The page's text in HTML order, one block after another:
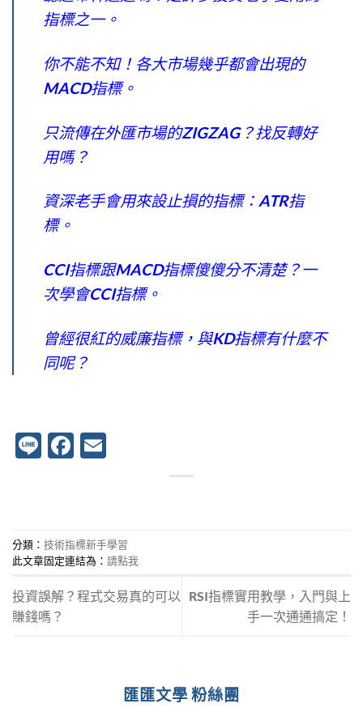
指標之一。
你不能不知！各大市場幾乎都會出現的
MACD指標。
只流傳在外匯市場的ZIGZAG？找反轉好
用嗎？
資深老手會用來設止損的指標：ATR指
標。
CCI指標跟MACD指標傻傻分不清楚？一
次學會CCI指標。
曾經很紅的威廉指標，與KD指標有什麼不
同呢？
LineFacebook
分類： 技術指標新手學習
此文章固定連結為： 請點我
投資誤解？程式交易真的可以
賺錢嗎？
RSI指標實用教學，入門與上
手一次通通搞定！
匯匯文學 粉絲團